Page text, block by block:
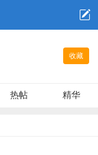
收藏
热帖 精华